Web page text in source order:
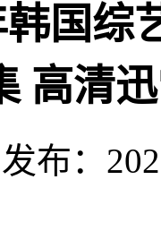
国综
高清
发布：